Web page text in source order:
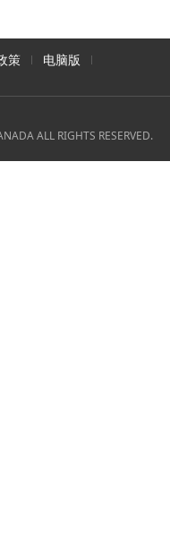
策 电脑版
ALL RIGHTS RESERVED.